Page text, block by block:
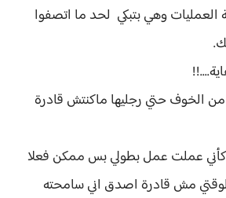
وهي بتبكي لحد ما اتصفوا
الخوف حتي رجليها ماكنتش قادرة
وكأني عملت عمل بطولي بس ممكن فعلا
مش قادرة اصدق اني سامحته